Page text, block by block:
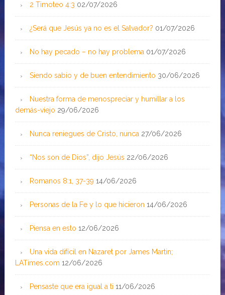
2 Timoteo 4:3 02/07/2026
¿Será que Jesús ya no es el Salvador? 01/07/2026
No hay pecado – no hay problema 01/07/2026
Siendo sabio y de buen entendimiento 30/06/2026
Nuestra forma de menospreciar y humillar a los
demás-viejo 29/06/2026
Nunca reniegues de Cristo, nunca 27/06/2026
“Nos son de Dios”, dijo Jesús 22/06/2026
Romanos 8:1, 37-39 14/06/2026
Personas de la Fe y lo que hicieron 14/06/2026
Piensa en esto 12/06/2026
Una vida difícil en Nazaret por James Martin;
LATimes.com 12/06/2026
Pensaste que era igual a ti 11/06/2026